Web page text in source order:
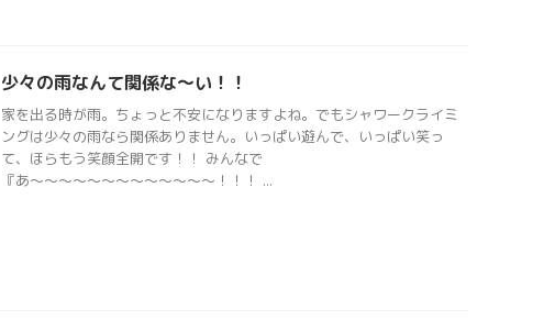
少々の雨なんて関係な〜い！！
家を出る時が雨。ちょっと不安になりますよね。でもシャワークライミ
ングは少々の雨なら関係ありません。いっぱい遊んで、いっぱい笑っ
て、ほらもう笑顔全開です！！ みんなで
『あ〜〜〜〜〜〜〜〜〜〜〜〜〜！！！ ...